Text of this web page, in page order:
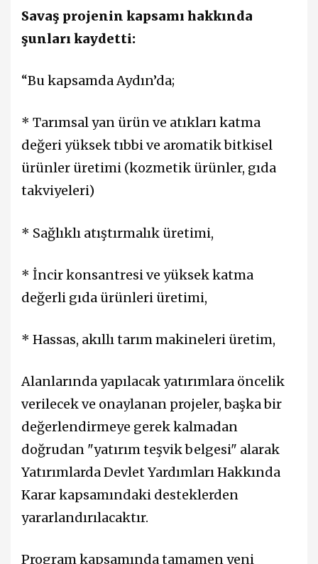
Savaş projenin kapsamı hakkında
şunları kaydetti:
“Bu kapsamda Aydın’da;
* Tarımsal yan ürün ve atıkları katma
değeri yüksek tıbbi ve aromatik bitkisel
ürünler üretimi (kozmetik ürünler, gıda
takviyeleri)
* Sağlıklı atıştırmalık üretimi,
* İncir konsantresi ve yüksek katma
değerli gıda ürünleri üretimi,
* Hassas, akıllı tarım makineleri üretim,
Alanlarında yapılacak yatırımlara öncelik
verilecek ve onaylanan projeler, başka bir
değerlendirmeye gerek kalmadan
doğrudan "yatırım teşvik belgesi" alarak
Yatırımlarda Devlet Yardımları Hakkında
Karar kapsamındaki desteklerden
yararlandırılacaktır.
Program kapsamında tamamen yeni